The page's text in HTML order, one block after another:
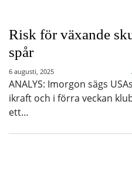
Risk för växande
spår
6 augusti, 2025
ANALYS: Imorgon sägs
ikraft och i förra veckan
ett…